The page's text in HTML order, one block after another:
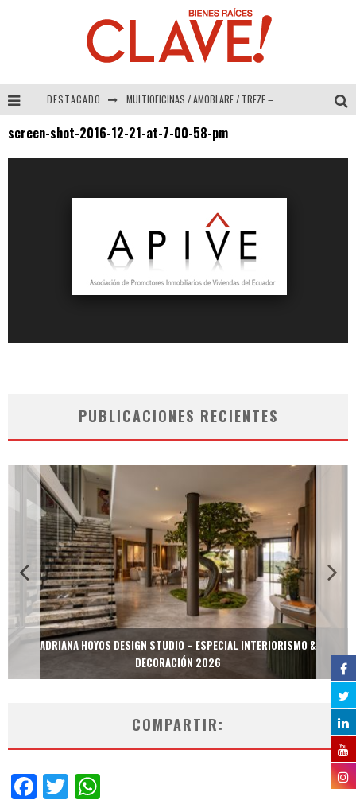
DESTACADO MULTIOFICINAS / AMOBLARE / TREZE – Especial Interiorismo & Decoración 2026
COLINEAL – Especial Interiorismo & Decoración 2026
screen-shot-2016-12-21-at-7-00-58-pm
PUBLICACIONES RECIENTES
ADRIANA HOYOS DESIGN STUDIO – ESPECIAL INTERIORISMO &
DECORACIÓN 2026
COMPARTIR:
Facebook
Twitter